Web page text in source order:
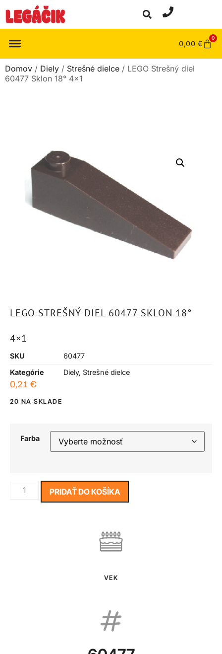
0,00 €
0
Domov / Diely / Strešné dielce / LEGO Strešný diel
60477 Sklon 18° 4×1
LEGO STREŠNÝ DIEL 60477 SKLON 18°
4×1
SKU
60477
Kategórie
Diely, Strešné dielce
0,21 €
20 NA SKLADE
Farba
PRIDAŤ DO KOŠÍKA
VEK